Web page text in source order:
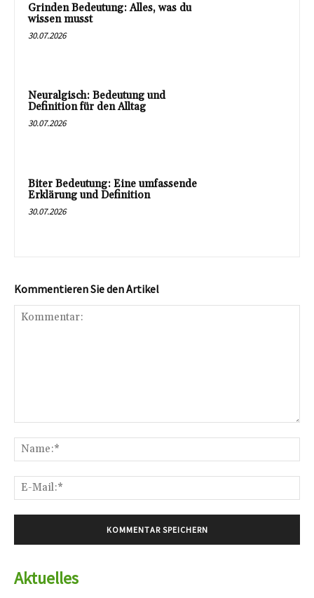
Grinden Bedeutung: Alles, was du
wissen musst
30.07.2026
Neuralgisch: Bedeutung und
Definition für den Alltag
30.07.2026
Biter Bedeutung: Eine umfassende
Erklärung und Definition
30.07.2026
Kommentieren Sie den Artikel
Aktuelles